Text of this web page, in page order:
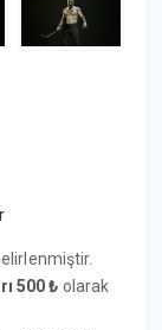
500 ₺ olarak